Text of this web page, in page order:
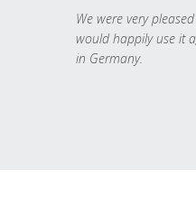
We were very
would happily use it
in Germany.